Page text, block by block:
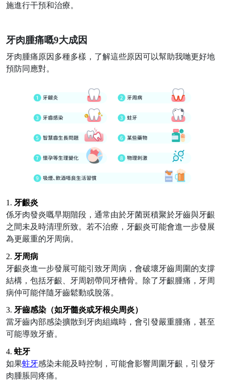
施進行干預和治療。
牙肉腫痛嘅9大成因
牙肉腫痛原因多種多樣，了解這些原因可以幫助我哋更好地
預防同應對。
1. 牙齦炎
係牙肉發炎嘅早期階段， 通常由於牙菌斑積聚於牙齒與牙齦
之間未及時清理所致。若不治療，牙齦炎可能會進一步發展
為更嚴重的牙周病。
2. 牙周病
牙齦炎進一步發展可能引致牙周病， 會破壞牙齒周圍 的支撐
結構，包括牙齦、牙周韌帶同牙槽骨。除了 牙齦腫痛，牙周
病仲可能伴隨牙齒鬆動或脫落。
3. 牙齒感染（如牙髓炎或牙根尖周炎）
當牙齒內部感染擴散到牙肉組織時，會引發嚴重腫痛，甚至
可能導致牙瘡。
4. 蛀牙
如果蛀牙感染未能及時控制，可能會影響周圍牙齦，引發牙
肉腫脹同疼痛。